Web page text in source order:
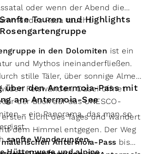
oder wenn der Abend die
Rosa taucht.
Touren und Highlights
in den Dolomiten ist ein
und Mythos ineinanderfließen.
stille Täler, über sonnige Almen
Felswänden. Dabei öffnet
der Blick auf das UNESCO-
– ein Panorama, das man so
sanfte Wanderungen,
Hüttenwege und alpine
über den Antermoia-Pass mit
am Antermoia-See
Licht des Tages und wandert
dem Himmel entgegen. Der Weg
malerischen Antermoia-Pass bis